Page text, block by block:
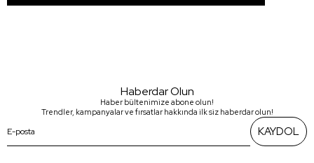
Haberdar Olun
Haber bültenimize abone olun!
Trendler, kampanyalar ve fırsatlar hakkında ilk siz haberdar olun!
KAYDOL